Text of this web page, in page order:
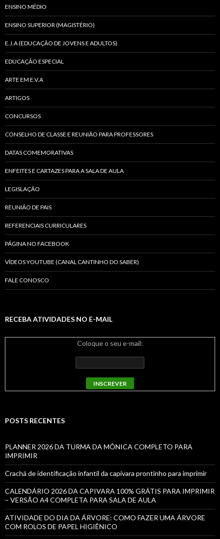
ENSINO MÉDIO
ENSINO SUPERIOR (MAGISTÉRIO)
E.J.A (EDUCAÇÃO DE JOVENS E ADULTOS)
EDUCAÇÃO ESPECIAL
ARTE EM E.V.A
ARTIGOS
CONCURSOS
CONSELHO DE CLASSE E REUNIÃO PARA PROFESSORES
DATAS COMEMORATIVAS
ENFEITES E CARTAZES PARA A SALA DE AULA
LEGISLAÇÃO
REUNIÃO DE PAIS
REFERENCIAIS CURRICULARES
PÁGINA NO FACEBOOK
VÍDEOS YOUTUBE (CANAL CANTINHO DO SABER)
FALE CONOSCO
RECEBA ATIVIDADES NO E-MAIL
Coloque o seu e-mail:
POSTS RECENTES
PLANNER 2026 DA TURMA DA MÔNICA COMPLETO PARA
IMPRIMIR
Crachá de identificação infantil da capivara prontinho para imprimir
CALENDÁRIO 2026 DA CAPIVARA 100% GRÁTIS PARA IMPRIMIR
– VERSÃO A4 COMPLETA PARA SALA DE AULA
ATIVIDADE DO DIA DA ÁRVORE: COMO FAZER UMA ÁRVORE
COM ROLOS DE PAPEL HIGIÊNICO